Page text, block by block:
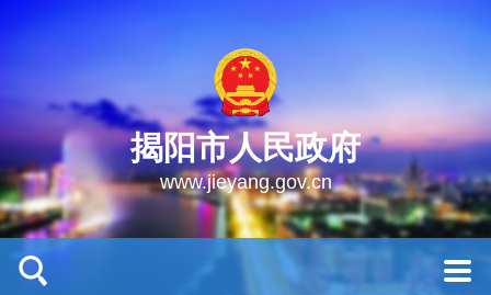
揭阳市人民政府
www.jieyang.gov.cn